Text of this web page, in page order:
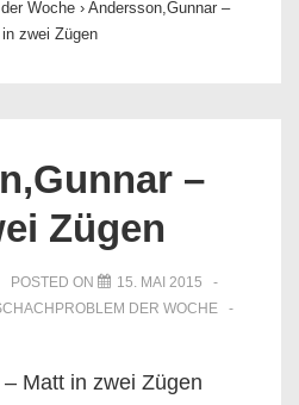
Woche › Andersson,Gunnar –
zwei Zügen
–
Zügen
POSTED ON
15. MAI 2015
DER WOCHE
Matt in zwei Zügen